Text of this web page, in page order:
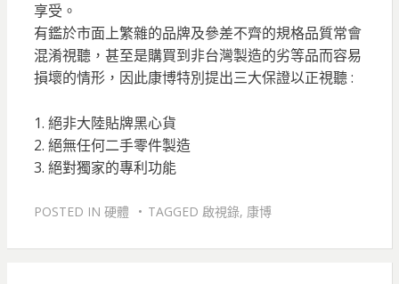
享受。
有鑑於市面上繁雜的品牌及參差不齊的規格品質常會
混淆視聽，甚至是購買到非台灣製造的劣等品而容易
損壞的情形，因此康博特別提出三大保證以正視聽 :
1. 絕非大陸貼牌黑心貨
2. 絕無任何二手零件製造
3. 絕對獨家的專利功能
POSTED IN 硬體 TAGGED 啟視錄, 康博